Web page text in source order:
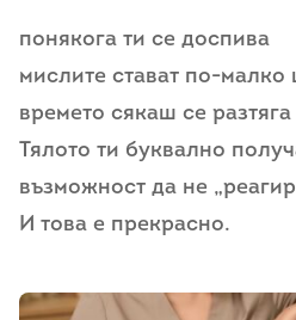
понякога ти се доспива
мислите стават по-
времето сякаш се разтяга
Тялото ти буквално
възможност да не
И това е прекрасно.